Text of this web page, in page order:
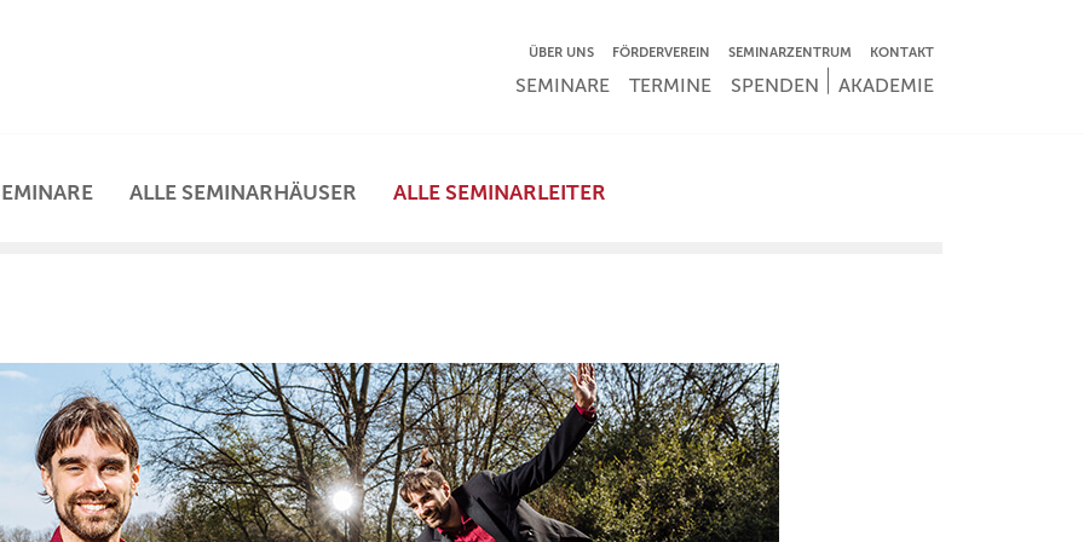
NAVIGATION ÜBERSPRINGEN
ÜBER UNS FÖRDERVEREIN SEMINARZENTRUM KONTAKT
NAVIGATION ÜBERSPRINGEN
SEMINARE TERMINE SPENDEN AKADEMIE
ALLE SEMINARHÄUSER ALLE SEMINARLEITER